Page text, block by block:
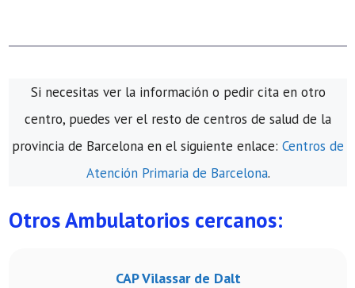
Si necesitas ver la información o pedir cita en otro
centro, puedes ver el resto de centros de salud de la
provincia de Barcelona en el siguiente enlace: Centros de
Atención Primaria de Barcelona.
Otros Ambulatorios cercanos:
CAP Vilassar de Dalt